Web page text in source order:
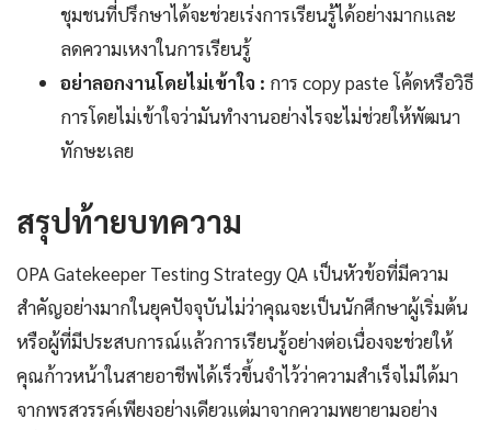
ชุมชนที่ปรึกษาได้จะช่วยเร่งการเรียนรู้ได้อย่างมากและ
ลดความเหงาในการเรียนรู้
อย่าลอกงานโดยไม่เข้าใจ : การ copy paste โค้ดหรือวิธี
การโดยไม่เข้าใจว่ามันทำงานอย่างไรจะไม่ช่วยให้พัฒนา
ทักษะเลย
สรุปท้ายบทความ
OPA Gatekeeper Testing Strategy QA เป็นหัวข้อที่มีความ
สำคัญอย่างมากในยุคปัจจุบันไม่ว่าคุณจะเป็นนักศึกษาผู้เริ่มต้น
หรือผู้ที่มีประสบการณ์แล้วการเรียนรู้อย่างต่อเนื่องจะช่วยให้
คุณก้าวหน้าในสายอาชีพได้เร็วขึ้นจำไว้ว่าความสำเร็จไม่ได้มา
จากพรสวรรค์เพียงอย่างเดียวแต่มาจากความพยายามอย่าง